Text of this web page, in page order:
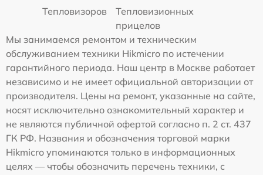
Тепловизоров
Тепловизионных
прицелов
Мы занимаемся ремонтом и техническим
обслуживанием техники Hikmicro по истечении
гарантийного периода. Наш центр в Москве работает
независимо и не имеет официальной авторизации от
производителя. Цены на ремонт, указанные на сайте,
носят исключительно ознакомительный характер и
не являются публичной офертой согласно п. 2 ст. 437
ГК РФ. Названия и обозначения торговой марки
Hikmicro упоминаются только в информационных
целях — чтобы обозначить перечень техники, с